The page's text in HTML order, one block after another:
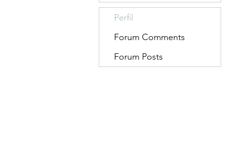
Perfil
Forum Comments
Forum Posts